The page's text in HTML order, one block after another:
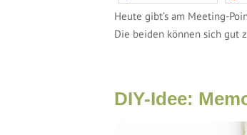
Heute gibt’s am Meeting-
Die beiden können sich gut
DIY-Idee: